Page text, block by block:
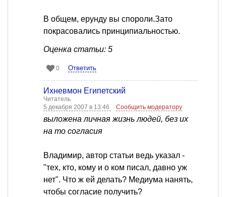
В общем, ерунду вы спороли.Зато
покрасовались принципиальностью.
Оценка статьи: 5
0 Ответить
Ихневмон Египетский
Читатель
5 декабря 2007 в 13:46
Сообщить модератору
выложена личная жизнь людей, без их
на то согласия
Владимир, автор статьи ведь указал -
"тех, кто, кому и о ком писал, давно уж
нет". Что ж ей делать? Медиума нанять,
чтобы согласие получить?